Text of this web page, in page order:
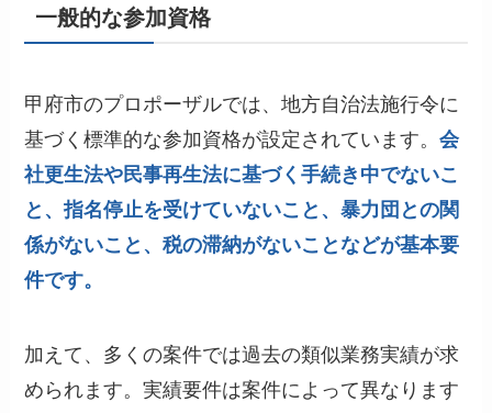
一般的な参加資格
甲府市のプロポーザルでは、地方自治法施行令に
基づく標準的な参加資格が設定されています。会
社更生法や民事再生法に基づく手続き中でないこ
と、指名停止を受けていないこと、暴力団との関
係がないこと、税の滞納がないことなどが基本要
件です。
加えて、多くの案件では過去の類似業務実績が求
められます。実績要件は案件によって異なります